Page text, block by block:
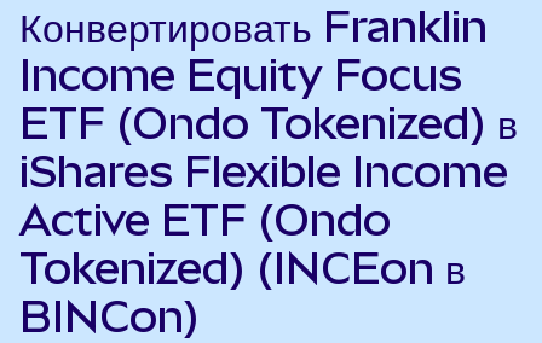
Конвертировать Franklin
Income Equity Focus
ETF (Ondo Tokenized) в
iShares Flexible Income
Active ETF (Ondo
Tokenized) (INCEon в
BINCon)